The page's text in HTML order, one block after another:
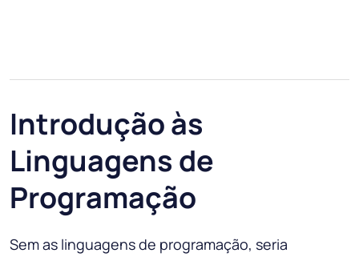
Introdução às
Linguagens de
Programação
Sem as linguagens de programação, seria